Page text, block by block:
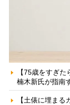
【75歳をすぎ
楠木新氏が指南
【土俵に埋ま